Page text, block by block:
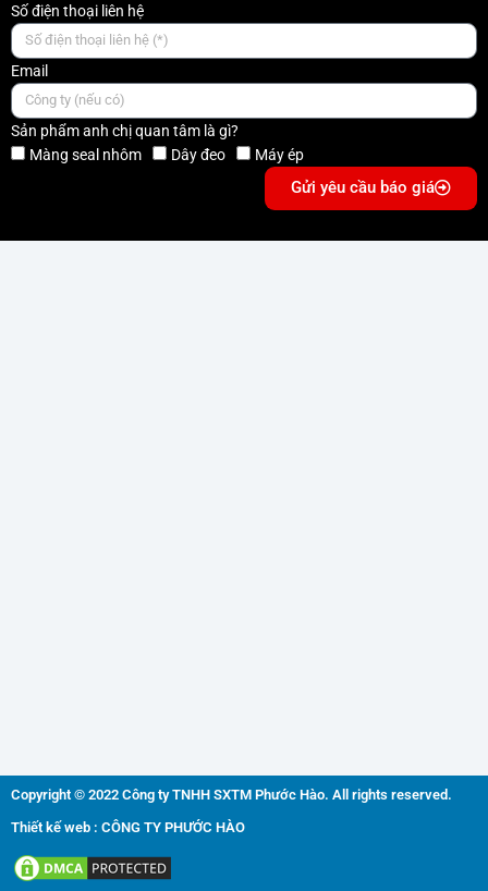
Số điện thoại liên hệ
Email
Sản phẩm anh chị quan tâm là gì?
Màng seal nhôm
Dây đeo Máy ép
Gửi yêu cầu báo giá
Copyright © 2022 Công ty TNHH SXTM Phước Hào. All rights reserved.
Thiết kế web : CÔNG TY PHƯỚC HÀO